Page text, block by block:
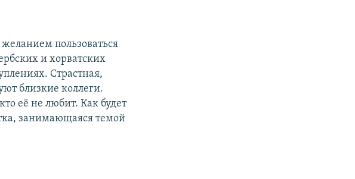
пользоваться
и хорватских
Страстная,
близкие коллеги.
её не любит. Как будет
занимающаяся темой